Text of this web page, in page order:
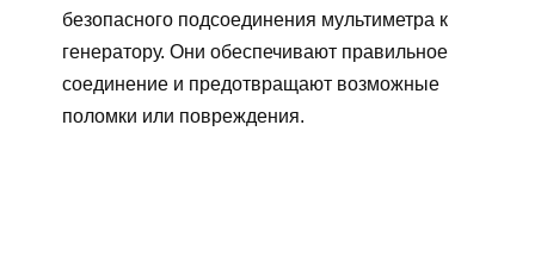
безопасного подсоединения мультиметра к
генератору. Они обеспечивают правильное
соединение и предотвращают возможные
поломки или повреждения.